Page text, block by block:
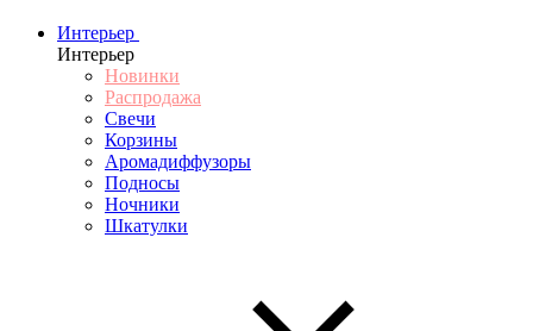
Интерьер
Интерьер
Новинки
Распродажа
Свечи
Корзины
Аромадиффузоры
Подносы
Ночники
Шкатулки